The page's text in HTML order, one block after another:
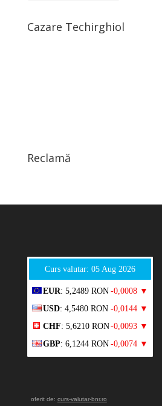
Cazare Techirghiol
Reclamă
Curs valutar: 05 Aug 2026
EUR: 5,2489 RON -0,0008 ▼
USD: 4,5480 RON -0,0144 ▼
CHF: 5,6210 RON-0,0093 ▼
GBP: 6,1244 RON -0,0074 ▼
oferit de: curs-valutar-bnr.ro